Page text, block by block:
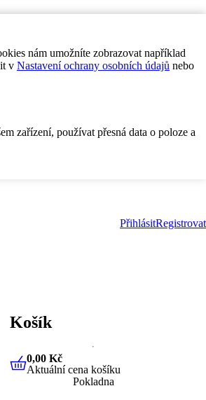
nám umožníte zobrazovat například
v Nastavení ochrany osobních údajů nebo
zařízení, používat přesná data o poloze a
PřihlásitRegistrovat
Košík
0,00 KčAktuální cena košíku
0,00 Kč
Aktuální cena košíku
Pokladna